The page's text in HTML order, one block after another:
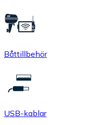
Båttillbehör
USB-kablar